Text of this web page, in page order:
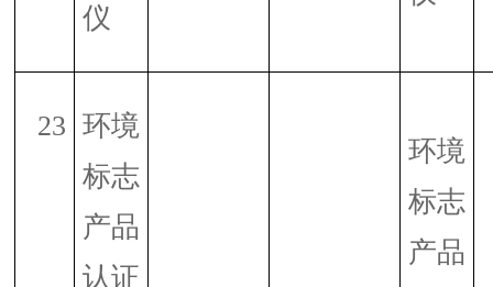
仪
23 环境
标志
产品
认证
环境
标志
产品